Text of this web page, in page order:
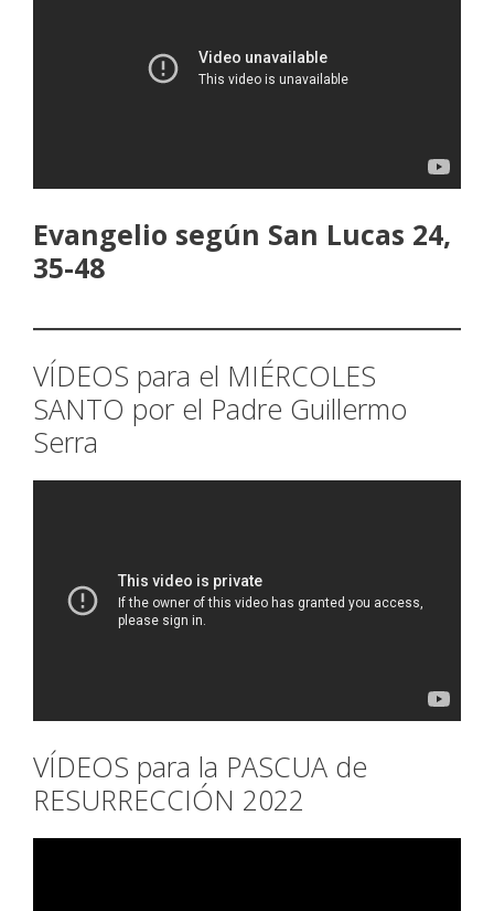
Evangelio según San Lucas 24,
35-48
VÍDEOS para el MIÉRCOLES
SANTO por el Padre Guillermo
Serra
VÍDEOS para la PASCUA de
RESURRECCIÓN 2022